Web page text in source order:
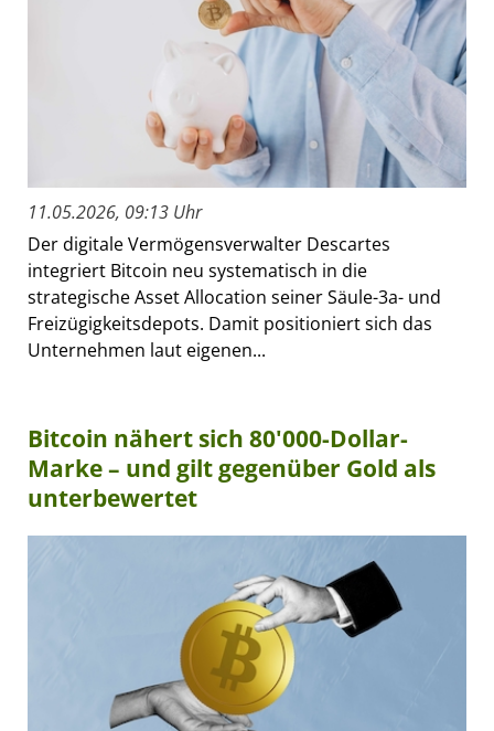
11.05.2026, 09:13 Uhr
Der digitale Vermögensverwalter Descartes
integriert Bitcoin neu systematisch in die
strategische Asset Allocation seiner Säule-3a- und
Freizügigkeitsdepots. Damit positioniert sich das
Unternehmen laut eigenen...
Bitcoin nähert sich 80'000-Dollar-
Marke – und gilt gegenüber Gold als
unterbewertet